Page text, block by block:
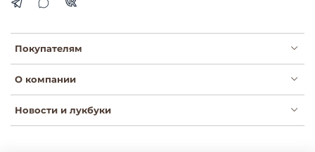
Покупателям
О компании
Новости и лукбуки